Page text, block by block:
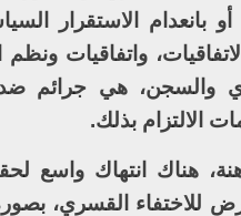
أو بانعدام الاستقرار
واتفاقيات ونظم
والسجن، هي جرائم ضد
الالتزام بذلك.
هناك انتهاك واسع
للاختفاء القسري،